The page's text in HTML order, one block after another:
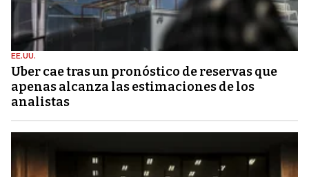
EE.UU.
Uber cae tras un pronóstico de reservas que
apenas alcanza las estimaciones de los
analistas